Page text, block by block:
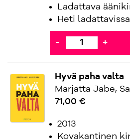
Ladattava
Heti ladattavissa
- +
Hyvä paha valta
Marjatta Jabe,
71,00 €
2013
Kovakantinen